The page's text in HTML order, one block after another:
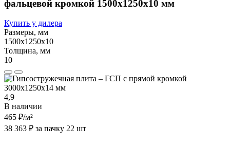
фальцевой кромкой 1500х1250х10 мм
Купить у дилера
Размеры, мм
1500х1250х10
Толщина, мм
10
4,9
В наличии
465 ₽/м²
38 363 ₽ за пачку 22 шт